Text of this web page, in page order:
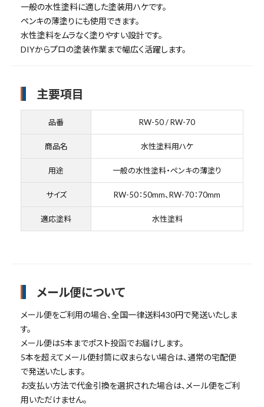
キーワードから探す
search
腰袋 バンスト展示品
カテゴリーから探す ブランドから探す
一般の水性塗料に適した塗装用ハケです。
ペンキの薄塗りにも使用できます。
水性塗料をムラなく塗りやすい設計です。
DIYからプロの塗装作業まで幅広く活躍します。
主要項目
品番 RW-50 / RW-70
商品名 水性塗料用ハケ
用途 一般の水性塗料・ペンキの薄塗り
サイズ RW-50：50mm、RW-70：70mm
適応塗料 水性塗料
メール便について
メール便をご利用の場合、全国一律送料430円で発送いたしま
す。
メール便は5本までポスト投函でお届けします。
5本を超えてメール便封筒に収まらない場合は、通常の宅配便
で発送いたします。
お支払い方法で代金引換を選択された場合は、メール便をご利
用いただけません。